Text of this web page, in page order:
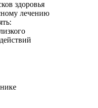
здоровья
лечению